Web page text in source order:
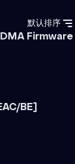
默认排序
Firmware
BE]外挂